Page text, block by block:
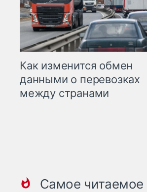
Как изменится обмен
данными о перевозках
между странами
Самое читаемое